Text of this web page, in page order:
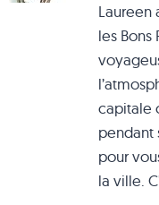
Laureen
les Bons
capitale
pendant
pour
la ville.